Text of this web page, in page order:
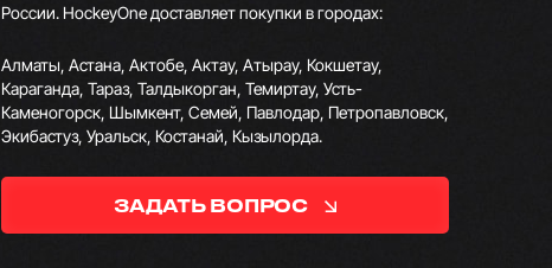
России. HockeyOne доставляет покупки в городах:
Алматы, Астана, Актобе, Актау, Атырау, Кокшетау,
Караганда, Тараз, Талдыкорган, Темиртау, Усть-
Каменогорск, Шымкент, Семей, Павлодар, Петропавловск,
Экибастуз, Уральск, Костанай, Кызылорда.
ЗАДАТЬ ВОПРОС